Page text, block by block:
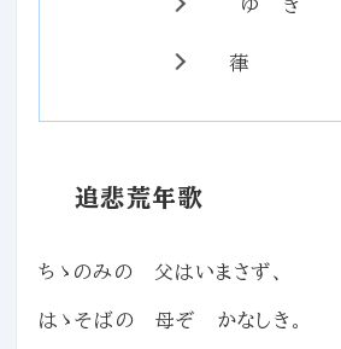
ゆ き
葎
追悲荒年歌
ちゝのみの 父はいまさず、
はゝそばの 母ぞ かなしき。